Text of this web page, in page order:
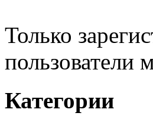
Только
пользователи
Категории